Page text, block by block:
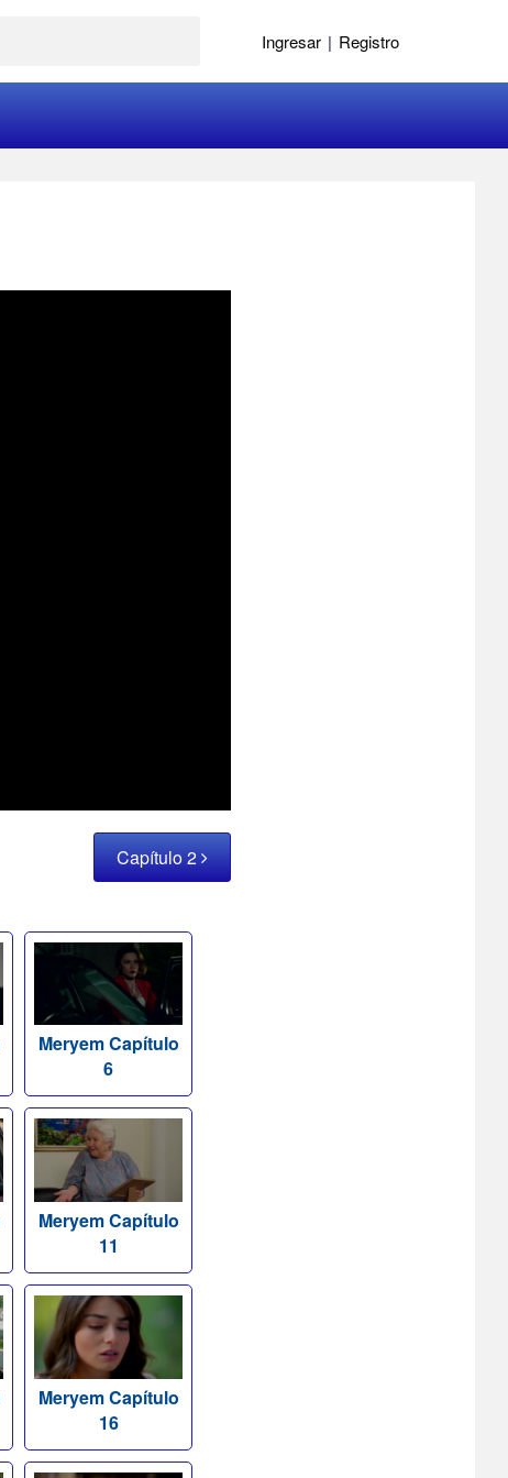
Ingresar | Registro
Capítulo 2
Meryem Capítulo
6
Meryem Capítulo
11
Meryem Capítulo
16